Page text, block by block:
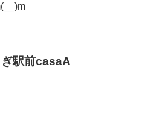
駅前casaA